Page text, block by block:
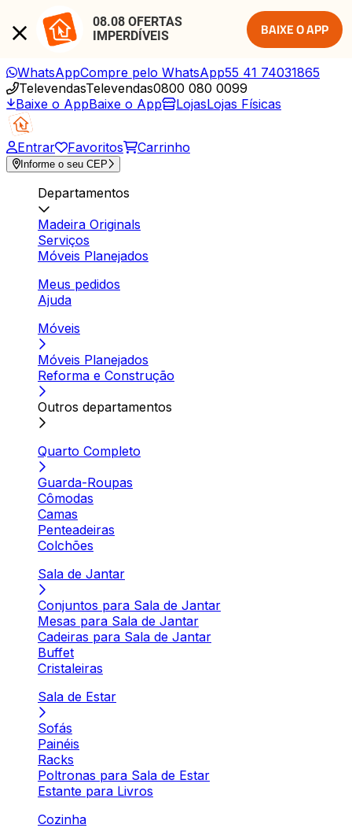
08.08 OFERTAS
IMPERDÍVEIS
BAIXE O APP
WhatsAppCompre pelo WhatsApp55 41 74031865
TelevendasTelevendas0800 080 0099
Baixe o AppBaixe o App LojasLojas Físicas
Entrar Favoritos Carrinho
Informe o seu CEP
Departamentos
Madeira Originals
Serviços
Móveis Planejados
Meus pedidos
Ajuda
Móveis
Móveis Planejados
Reforma e Construção
Outros departamentos
Quarto Completo
Guarda-Roupas
Cômodas
Camas
Penteadeiras
Colchões
Sala de Jantar
Conjuntos para Sala de Jantar
Mesas para Sala de Jantar
Cadeiras para Sala de Jantar
Buffet
Cristaleiras
Sala de Estar
Sofás
Painéis
Racks
Poltronas para Sala de Estar
Estante para Livros
Cozinha